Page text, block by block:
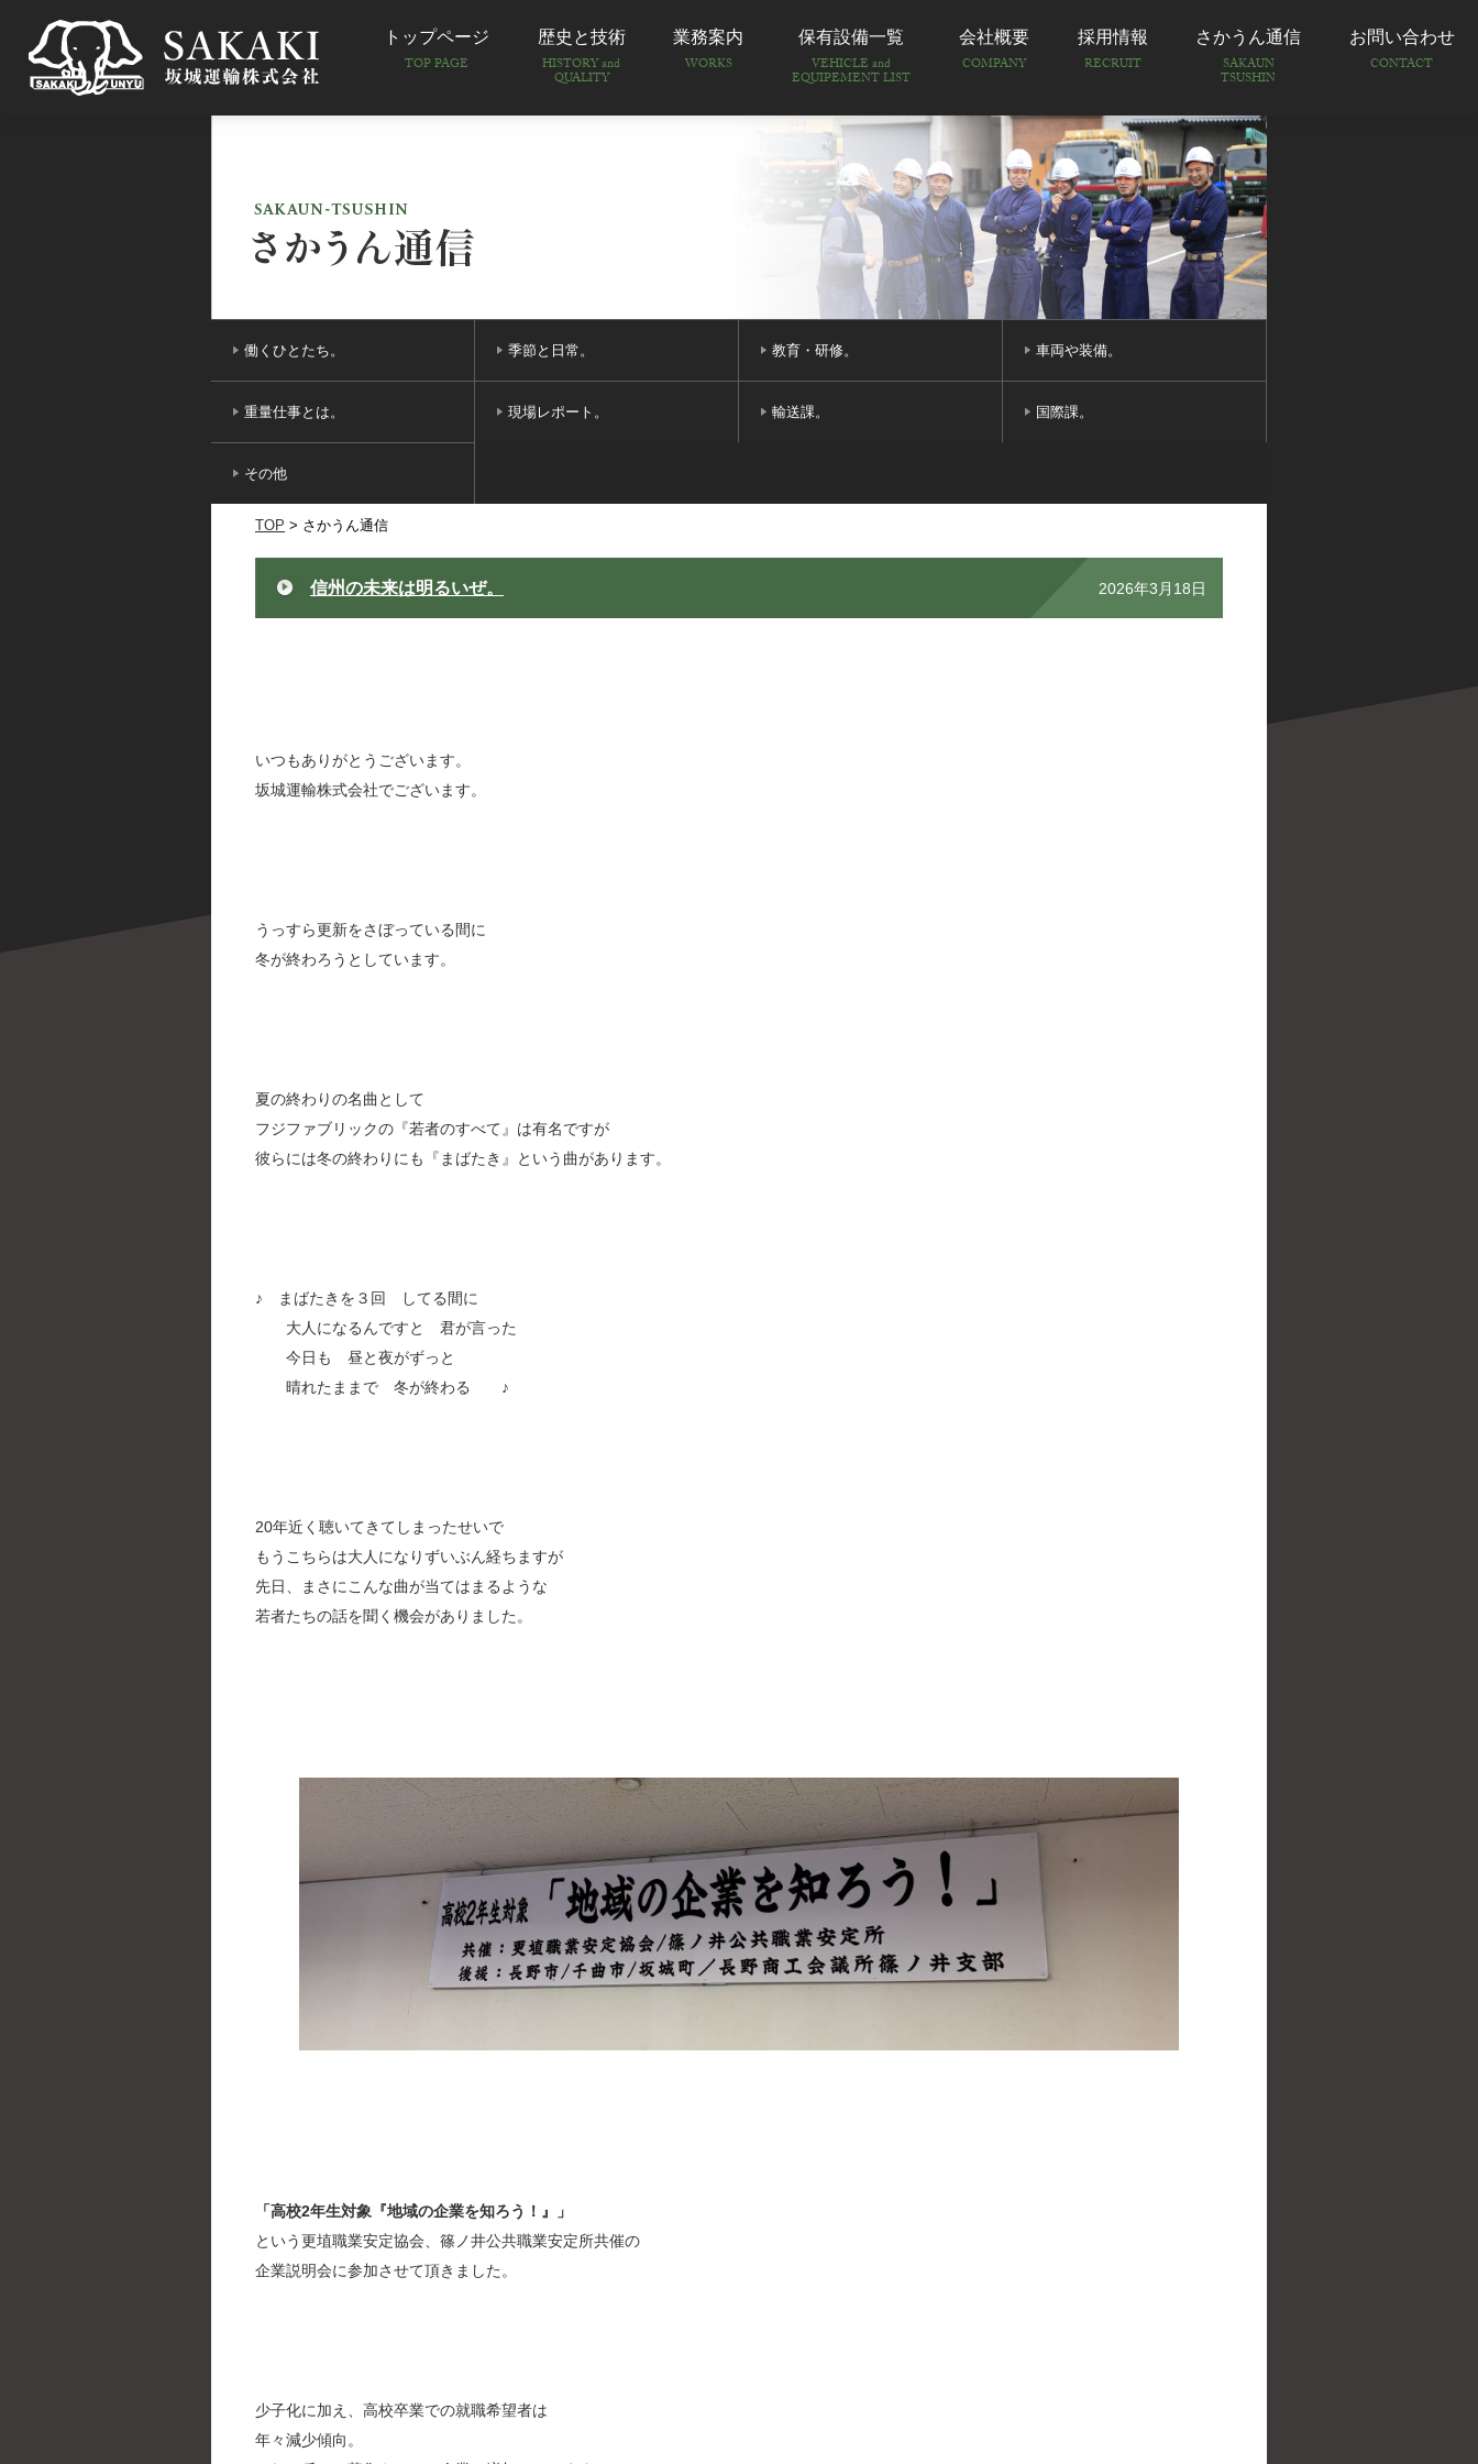
トップページ
TOP PAGE
歴史と技術
HISTORY and
QUALITY
業務案内
WORKS
保有設備一覧
VEHICLE and
EQUIPEMENT LIST
会社概要
COMPANY
採用情報
RECRUIT
さかうん通信
SAKAUN
TSUSHIN
お問い合わせ
CONTACT
働くひとたち。 季節と日常。 教育・研修。 車両や装備。
重量仕事とは。 現場レポート。 輸送課。 国際課。
その他
TOP > さかうん通信
信州の未来は明るいぜ。 2026年3月18日
いつもありがとうございます。
坂城運輸株式会社でございます。
うっすら更新をさぼっている間に
冬が終わろうとしています。
夏の終わりの名曲として
フジファブリックの『若者のすべて』は有名ですが
彼らには冬の終わりにも『まばたき』という曲があります。
♪ まばたきを３回 してる間に
大人になるんですと 君が言った
今日も 昼と夜がずっと
晴れたままで 冬が終わる ♪
20年近く聴いてきてしまったせいで
もうこちらは大人になりずいぶん経ちますが
先日、まさにこんな曲が当てはまるような
若者たちの話を聞く機会がありました。
「高校2年生対象『地域の企業を知ろう！』」
という更埴職業安定協会、篠ノ井公共職業安定所共催の
企業説明会に参加させて頂きました。
少子化に加え、高校卒業での就職希望者は
年々減少傾向。